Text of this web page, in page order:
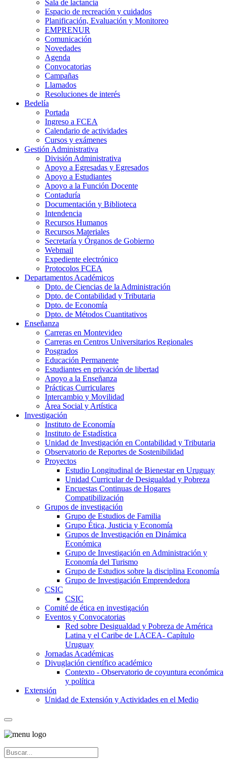
Sala de lactancia
Espacio de recreación y cuidados
Planificación, Evaluación y Monitoreo
EMPRENUR
Comunicación
Novedades
Agenda
Convocatorias
Campañas
Llamados
Resoluciones de interés
Bedelía
Portada
Ingreso a FCEA
Calendario de actividades
Cursos y exámenes
Gestión Administrativa
División Administrativa
Apoyo a Egresadas y Egresados
Apoyo a Estudiantes
Apoyo a la Función Docente
Contaduría
Documentación y Biblioteca
Intendencia
Recursos Humanos
Recursos Materiales
Secretaría y Órganos de Gobierno
Webmail
Expediente electrónico
Protocolos FCEA
Departamentos Académicos
Dpto. de Ciencias de la Administración
Dpto. de Contabilidad y Tributaria
Dpto. de Economía
Dpto. de Métodos Cuantitativos
Enseñanza
Carreras en Montevideo
Carreras en Centros Universitarios Regionales
Posgrados
Educación Permanente
Estudiantes en privación de libertad
Apoyo a la Enseñanza
Prácticas Curriculares
Intercambio y Movilidad
Área Social y Artística
Investigación
Instituto de Economía
Instituto de Estadística
Unidad de Investigación en Contabilidad y Tributaria
Observatorio de Reportes de Sostenibilidad
Proyectos
Estudio Longitudinal de Bienestar en Uruguay
Unidad Curricular de Desigualdad y Pobreza
Encuestas Continuas de Hogares
Compatibilización
Grupos de investigación
Grupo de Estudios de Familia
Grupo Ética, Justicia y Economía
Grupos de Investigación en Dinámica
Económica
Grupo de Investigación en Administración y
Economía del Turismo
Grupo de Estudios sobre la disciplina Economía
Grupo de Investigación Emprendedora
CSIC
CSIC
Comité de ética en investigación
Eventos y Convocatorias
Red sobre Desigualdad y Pobreza de América
Latina y el Caribe de LACEA- Capítulo
Uruguay
Jornadas Académicas
Divuglación científico académico
Contexto - Observatorio de coyuntura económica
y política
Extensión
Unidad de Extensión y Actividades en el Medio